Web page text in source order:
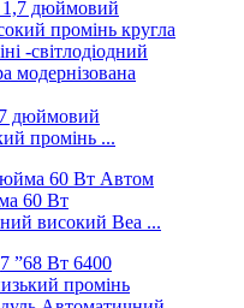
дюймовий
промінь ...
60 Вт
високий Bea ...